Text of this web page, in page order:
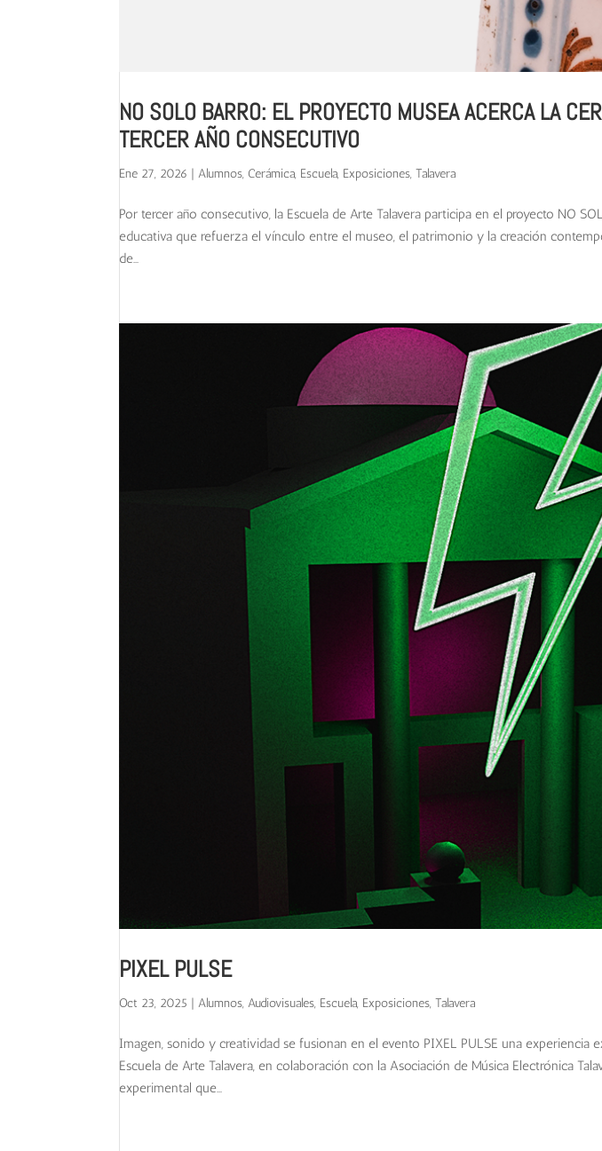
NO SOLO BARRO: EL PROYECTO MUSEA ACERCA LA
TERCER AÑO CONSECUTIVO
Ene 27, 2026 |Alumnos, Cerámica, Escuela, Exposiciones,Talavera
Por tercer año consecutivo, la Escuela de Arte Talavera participa en el proyecto NO
educativa que refuerza el vínculo entre el museo, el patrimonio y la creación
de...
PIXEL PULSE
Oct 23, 2025 |Alumnos,Audiovisuales, Escuela, Exposiciones,Talavera
Imagen, sonido y creatividad se fusionan en el evento PIXEL PULSE una experiencia
Escuela de Arte Talavera, en colaboración con la Asociación de Música Electrónica
experimental que...